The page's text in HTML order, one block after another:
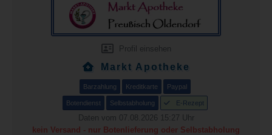
Profil einsehen
Markt Apotheke
Barzahlung Kreditkarte Paypal
Botendienst Selbstabholung E-Rezept
Daten vom 07.08.2026 15:27 Uhr
kein Versand - nur Botenlieferung oder Selbstabholung